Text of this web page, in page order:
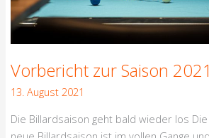
Vorbericht zur Saison
13. August 2021
Die Billardsaison geht bald wieder los